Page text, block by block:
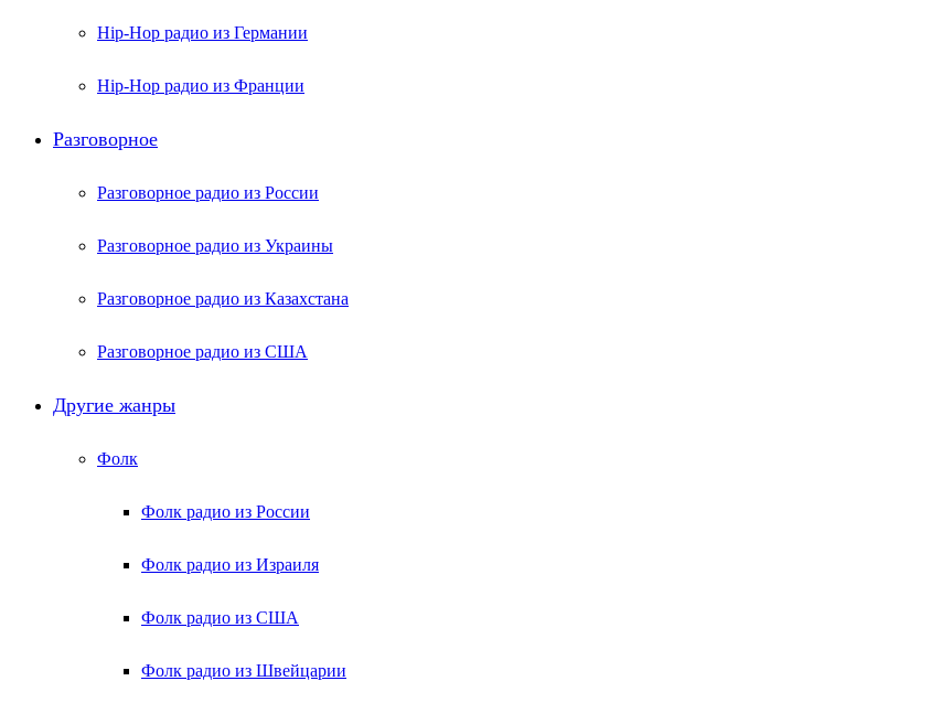
Hip-Hop радио из Германии
Hip-Hop радио из Франции
Разговорное
Разговорное радио из России
Разговорное радио из Украины
Разговорное радио из Казахстана
Разговорное радио из США
Другие жанры
Фолк
Фолк радио из России
Фолк радио из Израиля
Фолк радио из США
Фолк радио из Швейцарии